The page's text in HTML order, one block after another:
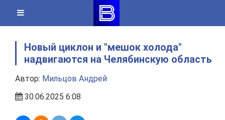
content
Новый циклон и "мешок холода"
надвигаются на Челябинскую область
Автор: Мильцов Андрей
30.06.2025 6:08